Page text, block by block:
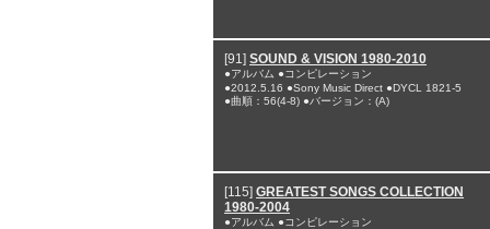
[91] SOUND & VISION 1980-2010
●アルバム ●コンピレーション
●2012.5.16 ●Sony Music Direct ●DYCL 1821-5
●曲順：56(4-8) ●バージョン：(A)
[115] GREATEST SONGS COLLECTION
1980-2004
●アルバム ●コンピレーション